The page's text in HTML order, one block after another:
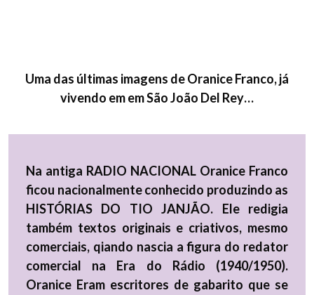
Uma das últimas imagens de Oranice Franco, já
vivendo em em São João Del Rey…
Na antiga RADIO NACIONAL Oranice Franco
ficou nacionalmente conhecido produzindo as
HISTÓRIAS DO TIO JANJÃO. Ele redigia
também textos originais e criativos, mesmo
comerciais, qiando nascia a figura do redator
comercial na Era do Rádio (1940/1950).
Oranice Eram escritores de gabarito que se